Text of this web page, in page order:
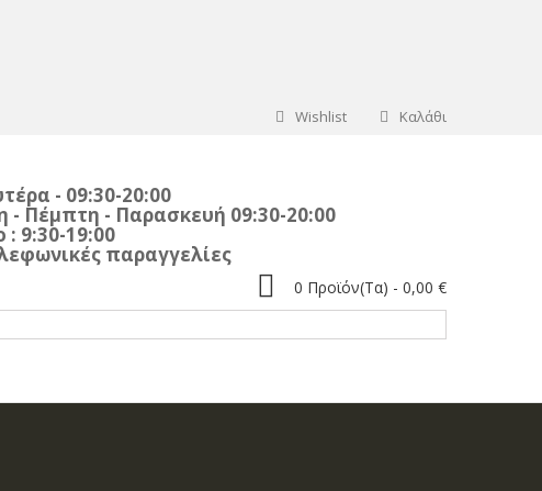
Καλάθι
Wishlist
- 09:30-20:00
- Παρασκευή 09:30-20:00
: 9:30-19:00
0 Προϊόν(τα) - 0,00 €